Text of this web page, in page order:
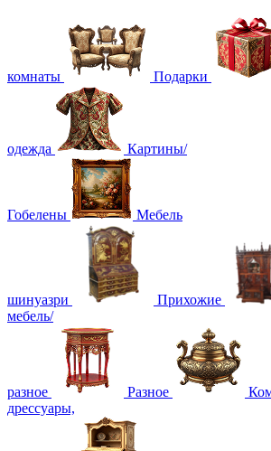
комнаты Подарки
одежда Картины/
Гобелены Мебель
шинуазри Прихожие
мебель/
разное Разное
дрессуары,